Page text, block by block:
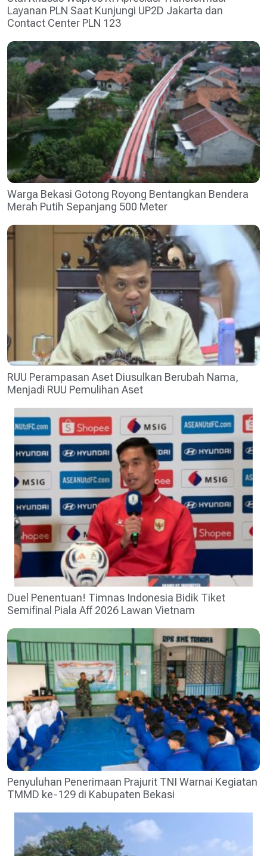
Layanan PLN Saat Kunjungi UP2D Jakarta dan
Contact Center PLN 123
Warga Bekasi Gotong Royong Bentangkan Bendera
Merah Putih Sepanjang 500 Meter
RUU Perampasan Aset Diusulkan Berubah Nama,
Menjadi RUU Pemulihan Aset
Duel Penentuan! Timnas Indonesia Bidik Tiket
Semifinal Piala Aff 2026 Lawan Vietnam
Penyuluhan Penerimaan Prajurit TNI Warnai Kegiatan
TMMD ke-129 di Kabupaten Bekasi